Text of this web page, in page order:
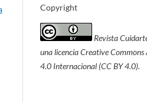
Copyright
Revista
una licencia Creative
4.0 Internacional (CC BY 4.0).